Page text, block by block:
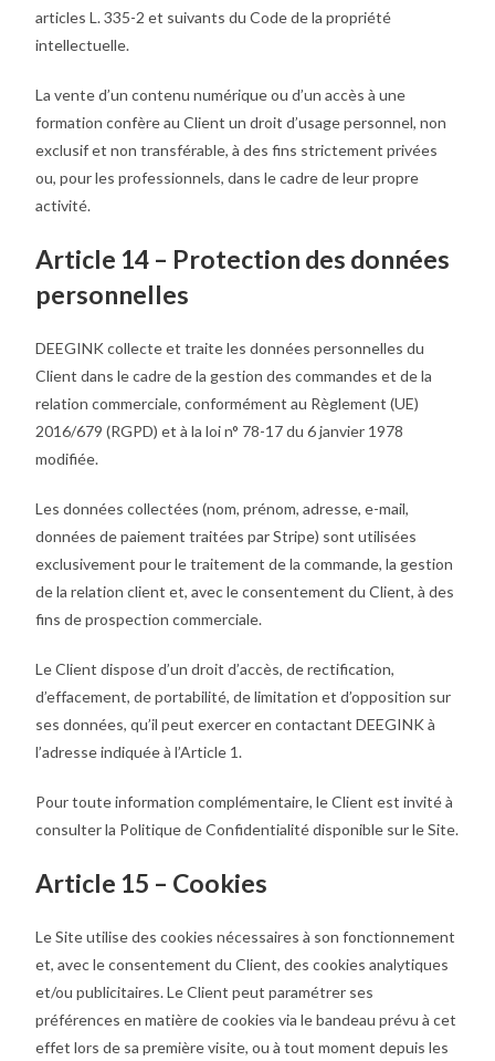
articles L. 335-2 et suivants du Code de la propriété
intellectuelle.
La vente d’un contenu numérique ou d’un accès à une
formation confère au Client un droit d’usage personnel, non
exclusif et non transférable, à des fins strictement privées
ou, pour les professionnels, dans le cadre de leur propre
activité.
Article 14 – Protection des données
personnelles
DEEGINK collecte et traite les données personnelles du
Client dans le cadre de la gestion des commandes et de la
relation commerciale, conformément au Règlement (UE)
2016/679 (RGPD) et à la loi n° 78-17 du 6 janvier 1978
modifiée.
Les données collectées (nom, prénom, adresse, e-mail,
données de paiement traitées par Stripe) sont utilisées
exclusivement pour le traitement de la commande, la gestion
de la relation client et, avec le consentement du Client, à des
fins de prospection commerciale.
Le Client dispose d’un droit d’accès, de rectification,
d’effacement, de portabilité, de limitation et d’opposition sur
ses données, qu’il peut exercer en contactant DEEGINK à
l’adresse indiquée à l’Article 1.
Pour toute information complémentaire, le Client est invité à
consulter la Politique de Confidentialité disponible sur le Site.
Article 15 – Cookies
Le Site utilise des cookies nécessaires à son fonctionnement
et, avec le consentement du Client, des cookies analytiques
et/ou publicitaires. Le Client peut paramétrer ses
préférences en matière de cookies via le bandeau prévu à cet
effet lors de sa première visite, ou à tout moment depuis les